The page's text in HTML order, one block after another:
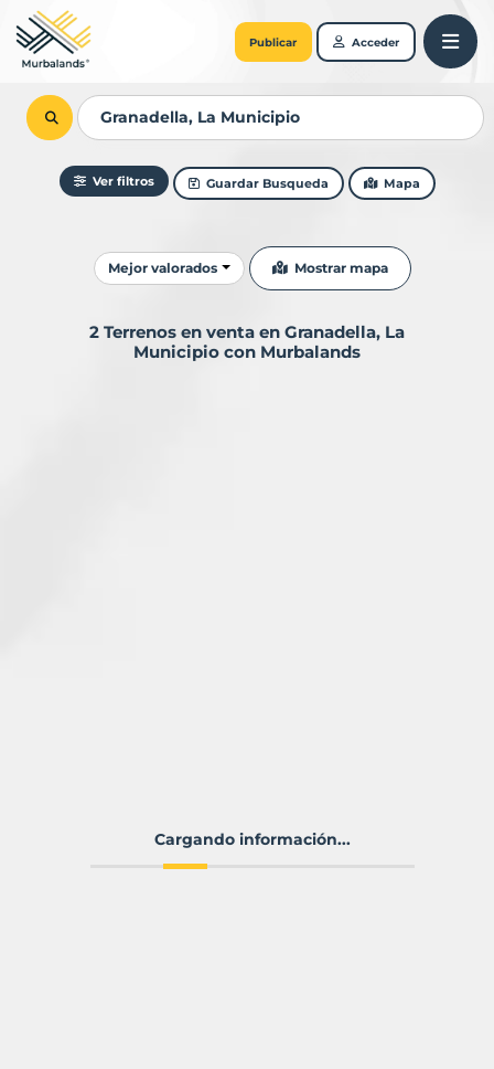
Publicar Acceder
Ver filtros Guardar Busqueda Mapa
Ordenar resultados
Mejor valorados Mostrar mapa
2 Terrenos en venta en Granadella, La
Municipio con Murbalands
Cargando información...